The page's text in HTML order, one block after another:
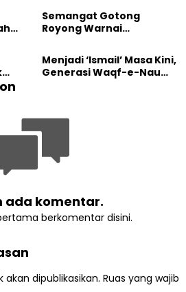
Pendidikan BERLIAN
Semangat Gotong
Royong Warnai
Masjid di Jemaat
Ahmadiyah Sukapura
Menjadi ‘Ismail’ Masa Kini,
Generasi Waqf-e-Nau
ada komentar.
berkomentar disini.
dipublikasikan. Ruas yang wajib